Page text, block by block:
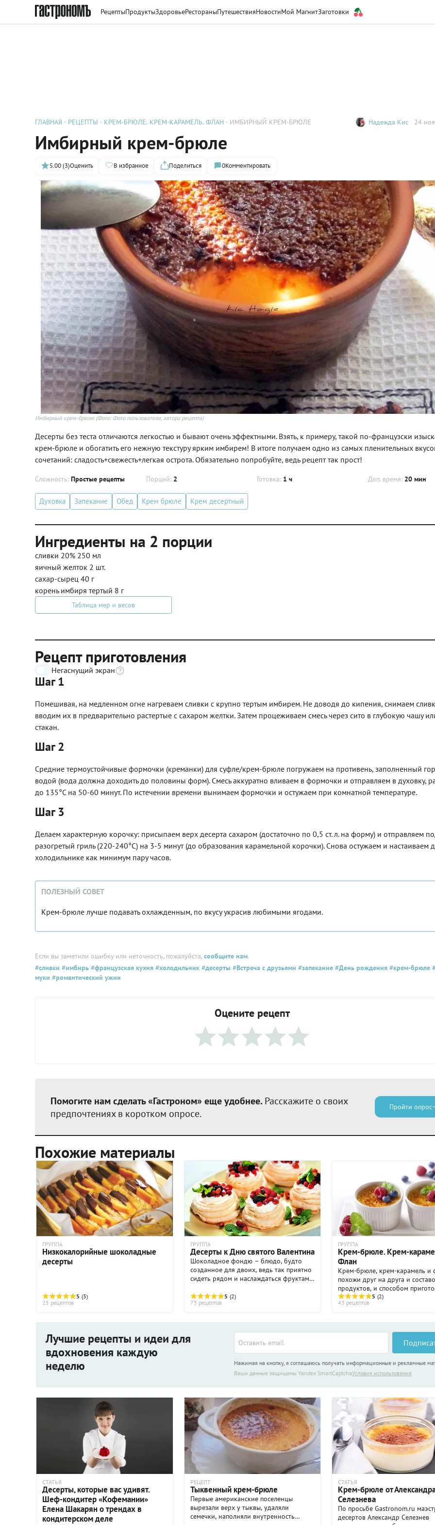
РецептыПродуктыЗдоровьеРестораныПутешествияНовостиМой МагнитЗаготовки
ГЛАВНАЯ РЕЦЕПТЫ КРЕМ-БРЮЛЕ. КРЕМ-КАРАМЕЛЬ. ФЛАН ИМБИРНЫЙ КРЕМ-БРЮЛЕ Надежда Кис 24
Имбирный крем-брюле
5.00 (3)Оценить В избранное Поделиться 0Комментировать
Имбирный крем-брюле(Фото: Фото пользователя, автора рецепта)
Десерты без теста отличаются легкостью и бывают очень эффектными. Взять, к примеру, такой по-французски
крем-брюле и обогатить его нежную текстуру ярким имбирем! В итоге получаем одно из самых пленительных
сочетаний: сладость+свежесть+легкая острота. Обязательно попробуйте, ведь рецепт так прост!
Сложность: Простые рецепты Порций: 2 Готовка: 1 ч Доп. время: 20 мин
Духовка Запекание Обед Крем брюле Крем десертный
Ингредиенты на 2 порции
сливки 20% 250 мл
яичный желток 2 шт.
сахар-сырец 40 г
корень имбиря тертый 8 г
Таблица мер и весов
Рецепт приготовления
Негаснущий экран
Шаг 1
Помешивая, на медленном огне нагреваем сливки с крупно тертым имбирем. Не доводя до кипения, снимаем
вводим их в предварительно растертые с сахаром желтки. Затем процеживаем смесь через сито в глубокую чашу
стакан.
Шаг 2
Средние термоустойчивые формочки (креманки) для суфле/крем-брюле погружаем на противень, заполненный
водой (вода должна доходить до половины форм). Смесь аккуратно вливаем в формочки и отправляем в духовку,
до 135°С на 50-60 минут. По истечении времени вынимаем формочки и остужаем при комнатной температуре.
Шаг 3
Делаем характерную корочку: присыпаем верх десерта сахаром (достаточно по 0,5 ст. л. на форму) и отправляем
разогретый гриль (220-240°С) на 3-5 минут (до образования карамельной корочки). Снова остужаем и настаиваем
холодильнике как минимум пару часов.
ПОЛЕЗНЫЙ СОВЕТ
Крем-брюле лучше подавать охлажденным, по вкусу украсив любимыми ягодами.
Если вы заметили ошибку или неточность, пожалуйста,сообщите нам.
#сливки #имбирь #французская кухня #холодильник #десерты #Встреча с друзьями #запекание #День рождения #крем-брюле
муки #романтический ужин
Оцените рецепт
Помогите нам сделать «Гастроном» еще удобнее. Расскажите о своих
предпочтениях в коротком опросе.
Пройти опрос
Похожие материалы
ГРУППА
Низкокалорийные шоколадные
десерты
5 (3)
25 рецептов
ГРУППА
Десерты к Дню святого Валентина
Шоколадное фондю – блюдо, будто
созданное для двоих, ведь так приятно
сидеть рядом и наслаждаться фруктами
растопленный шоколад. Лёгких мини-
тортиков и пирожных можно ...
5 (2)
73 рецептов
ГРУППА
Крем-брюле. Крем-
Флан
Крем-брюле, крем-карамель и
похожи друг на друга и
продуктов, и способом
яйца смешивают с сахаром и
молочными продуктами -
сливками разной жирности, а
5 (2)
43 рецептов
Лучшие рецепты и идеи для
вдохновения каждую
неделю
Нажимая на кнопку, я соглашаюсь получать информационные и рекламные
Ваши данные защищены Yandex SmartCaptchaУсловия использования
СТАТЬЯ
Десерты, которые вас удивят.
Шеф-кондитер «Кофемании»
Елена Шакарян о трендах в
кондитерском деле
РЕЦЕПТ
Тыквенный крем-брюле
Первые американские поселенцы
вырезали верх у тыквы, удаляли
семечки, наполняли внутренность
СТАТЬЯ
Крем-брюле от
Селезнева
По просьбе Gastronom.ru
десертов Александр Селезнев